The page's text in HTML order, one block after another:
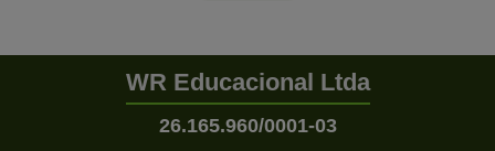
WR Educacional Ltda
26.165.960/0001-03